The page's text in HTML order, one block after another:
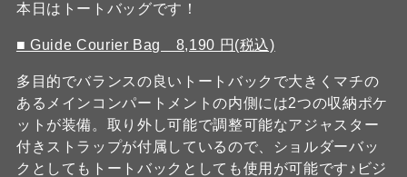
本日はトートバッグです！
■ Guide Courier Bag 8,190 円(税込)
多目的でバランスの良いトートバックで大きくマチの
あるメインコンパートメントの内側には2つの収納ポケ
ットが装備。取り外し可能で調整可能なアジャスター
付きストラップが付属しているので、ショルダーバッ
クとしてもトートバックとしても使用が可能です♪ビジ